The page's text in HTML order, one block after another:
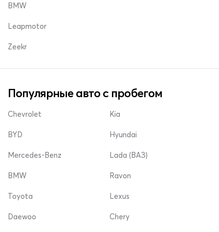
BMW
Leapmotor
Zeekr
Популярные авто с пробегом
Chevrolet
BYD
Mercedes-Benz
Kia
Hyundai
Lada (ВАЗ)
BMW
Toyota
Daewoo
Ravon
Lexus
Chery